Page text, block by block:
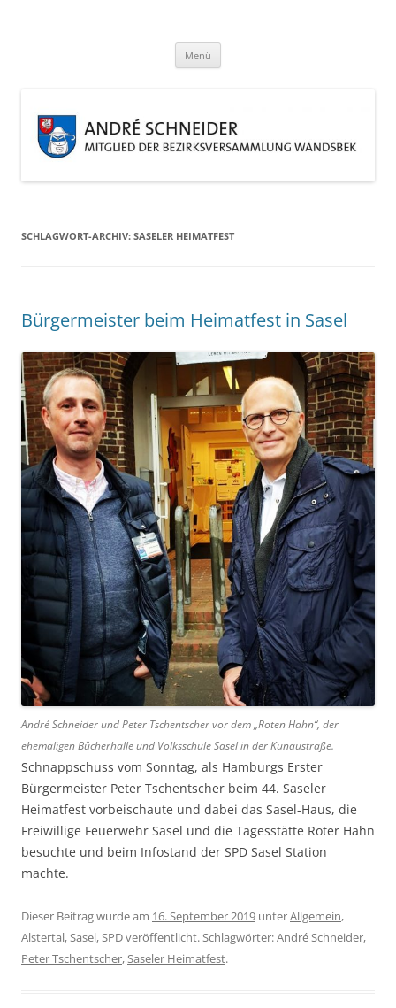
Menü
SCHLAGWORT-ARCHIV: SASELER HEIMATFEST
Bürgermeister beim Heimatfest in Sasel
André Schneider und Peter Tschentscher vor dem „Roten Hahn“, der
ehemaligen Bücherhalle und Volksschule Sasel in der Kunaustraße.
Schnappschuss vom Sonntag, als Hamburgs Erster
Bürgermeister Peter Tschentscher beim 44. Saseler
Heimatfest vorbeischaute und dabei das Sasel-Haus, die
Freiwillige Feuerwehr Sasel und die Tagesstätte Roter Hahn
besuchte und beim Infostand der SPD Sasel Station
machte.
Dieser Beitrag wurde am 16. September 2019 unterAllgemein,
Alstertal,Sasel,SPDveröffentlicht. Schlagwörter:André Schneider,
Peter Tschentscher,Saseler Heimatfest.